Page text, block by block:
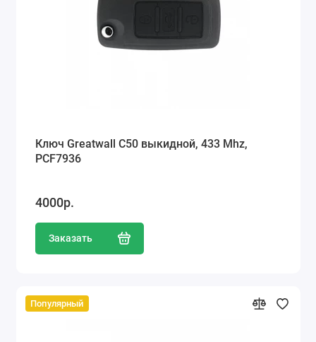
Ключ Greatwall C50 выкидной, 433 Mhz,
PCF7936
4000р.
Заказать
Популярный